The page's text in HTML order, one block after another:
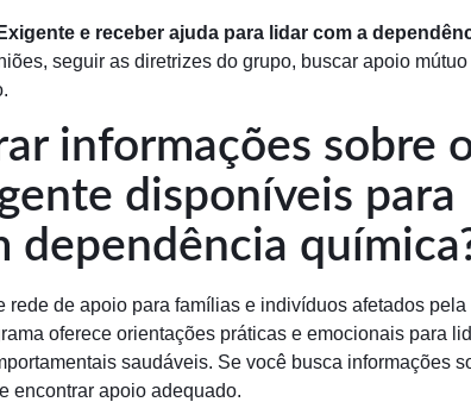
e receber ajuda para lidar com a
seguir as diretrizes do grupo, buscar apoio mútuo
informações sobre
disponíveis para
dependência
de apoio para famílias e indivíduos afetados pela
oferece orientações práticas e emocionais para
saudáveis. Se você busca informações
encontrar apoio adequado.